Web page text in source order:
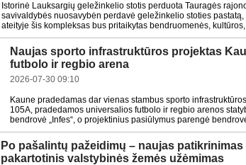
Istorinė Lauksargių geležinkelio stotis perduota Tauragės
savivaldybės nuosavybėn perdavė geležinkelio stoties
ateityje šis kompleksas bus pritaikytas bendruomenės,
Naujas sporto infrastruktūros projektas
futbolo ir regbio arena
2026-07-30 09:10
Kaune pradedamas dar vienas stambus sporto
105A, pradedamos universalios futbolo ir regbio arenos
bendrovė „Infes“, o projektinius pasiūlymus parengė
Po pašalintų pažeidimų – naujas
pakartotinis valstybinės žemės užėmimas